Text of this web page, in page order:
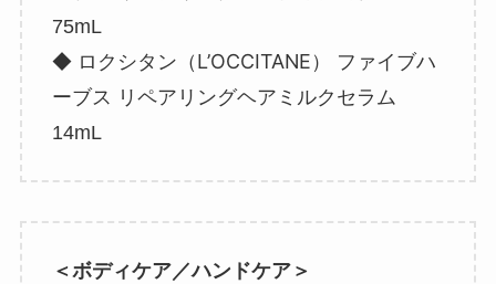
75mL
◆ ロクシタン（L’OCCITANE）
ファイブハ
ーブス リペアリングヘアミルクセラム
14mL
＜ボディケア／ハンドケア＞